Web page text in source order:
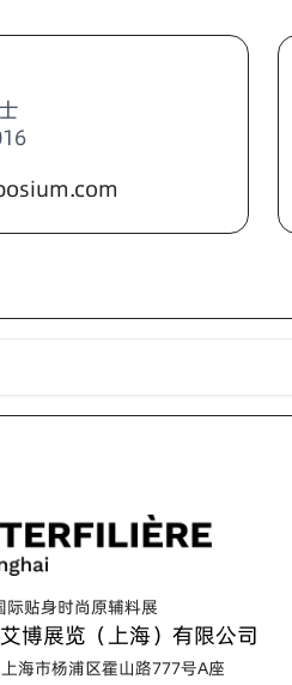
际贴身时尚原辅料展
博展览（上海）有限公司
海市杨浦区霍山路777号A座